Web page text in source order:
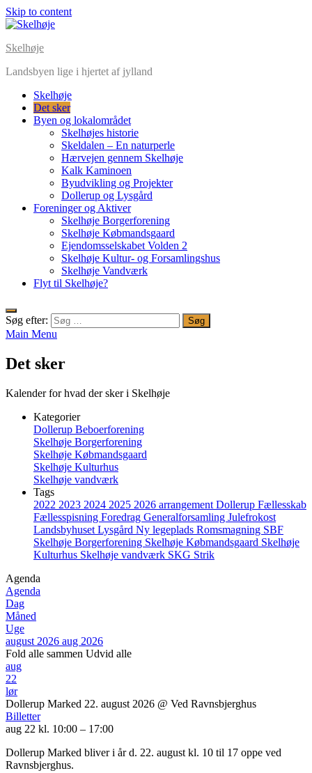
Skip to content
Skelhøje
Landsbyen lige i hjertet af jylland
Skelhøje
Det sker
Byen og lokalområdet
Skelhøjes historie
Skeldalen – En naturperle
Hærvejen gennem Skelhøje
Kalk Kaminoen
Byudvikling og Projekter
Dollerup og Lysgård
Foreninger og Aktiver
Skelhøje Borgerforening
Skelhøje Købmandsgaard
Ejendomsselskabet Volden 2
Skelhøje Kultur- og Forsamlingshus
Skelhøje Vandværk
Flyt til Skelhøje?
Søg efter:
Main Menu
Det sker
Kalender for hvad der sker i Skelhøje
Kategorier
Dollerup Beboerforening
Skelhøje Borgerforening
Skelhøje Købmandsgaard
Skelhøje Kulturhus
Skelhøje vandværk
Tags
2022 2023 2024 2025 2026 arrangement Dollerup Fællesskab
Fællesspisning Foredrag Generalforsamling Julefrokost
Landsbyhuset Lysgård Ny legeplads Romsmagning SBF
Skelhøje Borgerforening Skelhøje Købmandsgaard Skelhøje
Kulturhus Skelhøje vandværk SKG Strik
Agenda
Agenda
Dag
Måned
Uge
august 2026 aug 2026
Fold alle sammen Udvid alle
aug
22
lør
Dollerup Marked 22. august 2026 @ Ved Ravnsbjerghus
Billetter
aug 22 kl. 10:00 – 17:00
Dollerup Marked bliver i år d. 22. august kl. 10 til 17 oppe ved
Ravnsbjerghus.